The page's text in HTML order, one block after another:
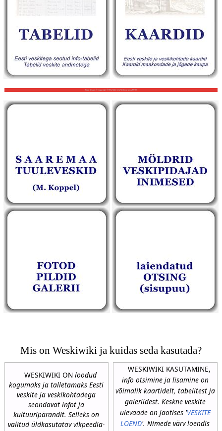
Page design © Copyright © Riho Vahtre & Veskivaramu MTÜ
Mis on Weskiwiki ja kuidas seda kasutada?
WESKIWIKI ON loodud
kogumaks ja talletamaks Eesti
veskite ja veskikohtadega
seondavat infot ja
kultuuripärandit. Selleks on
valitud üldkasutatav vikpeedia-
WESKIWIKI KASUTAMINE,
info otsimine ja lisamine on
võimalik kaartidelt, tabelitest ja
galeriidest. Keskne veskite
ülevaade on jaotises 'VESKITE
LOEND'. Nimede värv loendis